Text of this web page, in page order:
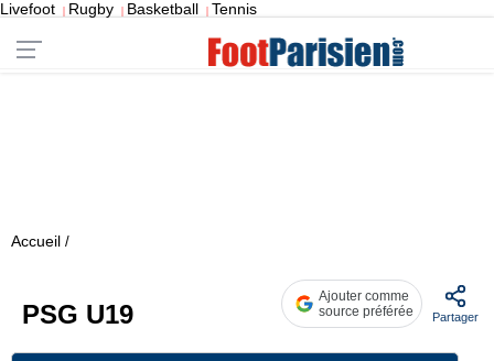
Livefoot | Rugby | Basketball | Tennis
Accueil /
PSG U19
Ajouter comme
source préférée
Partager